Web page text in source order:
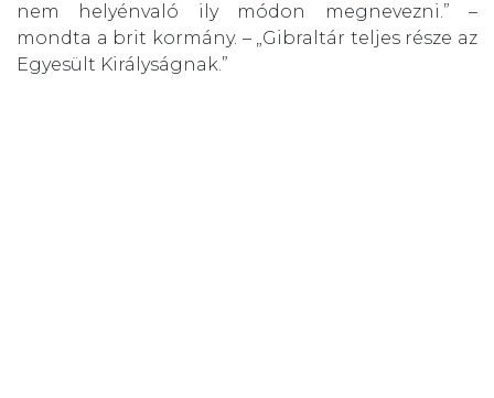
nem helyénvaló ily módon megnevezni.” –
mondta a brit kormány. – „Gibraltár teljes része az
Egyesült Királyságnak.”